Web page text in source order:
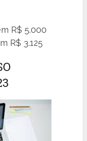
R$ 5.000
R$ 3.125